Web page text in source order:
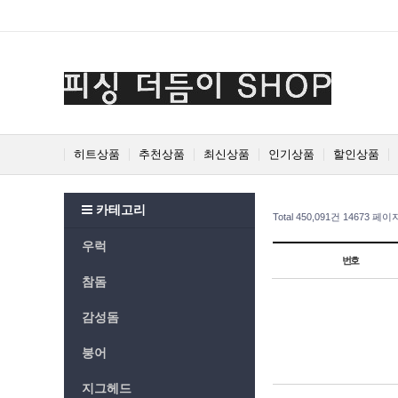
PrevNext
히트상품 추천상품 최신상품 인기상품 할인상품
카테고리
우럭
참돔
감성돔
붕어
지그헤드
Total 450,091건 14673 페이
번호